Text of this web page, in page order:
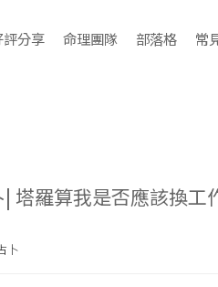
評分享 命理團隊 部落格 常
塔羅算我是否應該換工
卜